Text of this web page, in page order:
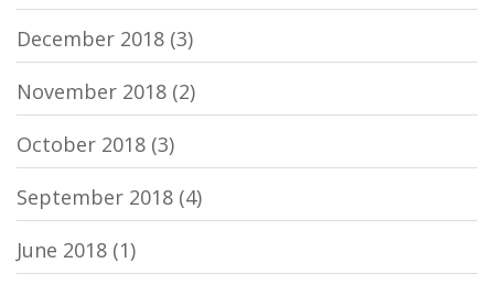
December 2018 (3)
November 2018 (2)
October 2018 (3)
September 2018 (4)
June 2018 (1)